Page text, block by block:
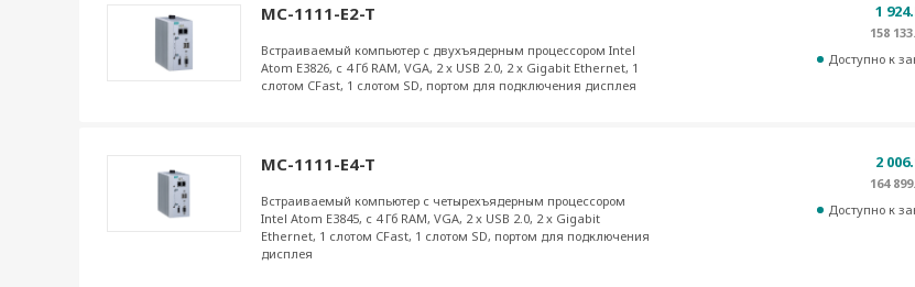
MC-1111-E2-T
Встраиваемый компьютер с двухъядерным процессором Intel
Atom E3826, с 4 Гб RAM, VGA, 2 x USB 2.0, 2 x Gigabit Ethernet, 1
слотом CFast, 1 слотом SD, портом для подключения дисплея
1
158
Доступно к
MC-1111-E4-T
Встраиваемый компьютер с четырехъядерным процессором
Intel Atom E3845, с 4 Гб RAM, VGA, 2 x USB 2.0, 2 x Gigabit
Ethernet, 1 слотом CFast, 1 слотом SD, портом для подключения
дисплея
2
164
Доступно к